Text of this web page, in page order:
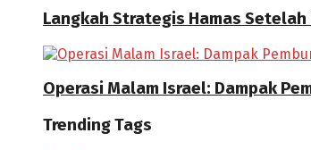
Langkah Strategis Hamas
Operasi Malam Israel: Dampak
Trending Tags